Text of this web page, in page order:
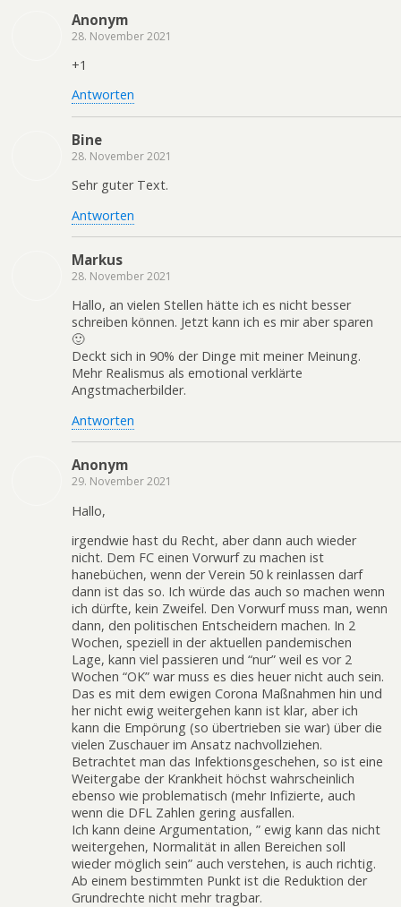
Anonym
28. November 2021
+1
Antworten
Bine
28. November 2021
Sehr guter Text.
Antworten
Markus
28. November 2021
Hallo, an vielen Stellen hätte ich es nicht besser
schreiben können. Jetzt kann ich es mir aber sparen
🙂
Deckt sich in 90% der Dinge mit meiner Meinung.
Mehr Realismus als emotional verklärte
Angstmacherbilder.
Antworten
Anonym
29. November 2021
Hallo,
irgendwie hast du Recht, aber dann auch wieder
nicht. Dem FC einen Vorwurf zu machen ist
hanebüchen, wenn der Verein 50 k reinlassen darf
dann ist das so. Ich würde das auch so machen wenn
ich dürfte, kein Zweifel. Den Vorwurf muss man, wenn
dann, den politischen Entscheidern machen. In 2
Wochen, speziell in der aktuellen pandemischen
Lage, kann viel passieren und “nur” weil es vor 2
Wochen “OK” war muss es dies heuer nicht auch sein.
Das es mit dem ewigen Corona Maßnahmen hin und
her nicht ewig weitergehen kann ist klar, aber ich
kann die Empörung (so übertrieben sie war) über die
vielen Zuschauer im Ansatz nachvollziehen.
Betrachtet man das Infektionsgeschehen, so ist eine
Weitergabe der Krankheit höchst wahrscheinlich
ebenso wie problematisch (mehr Infizierte, auch
wenn die DFL Zahlen gering ausfallen.
Ich kann deine Argumentation, ” ewig kann das nicht
weitergehen, Normalität in allen Bereichen soll
wieder möglich sein” auch verstehen, is auch richtig.
Ab einem bestimmten Punkt ist die Reduktion der
Grundrechte nicht mehr tragbar.